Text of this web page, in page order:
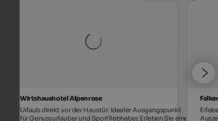
Wirtshaushotel Alpenrose
Urlaub direkt vor der Haustür: Idealer Ausgangspunkt
für Genussurlauber und Sportliebhaber. Erleben Sie eine